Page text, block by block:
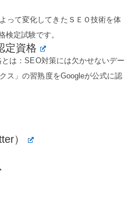
って変化してきたＳＥＯ技術を体
検定試験です。
定資格
は：SEO対策には欠かせないデー
ス」の習熟度をGoogleが公式に認
）